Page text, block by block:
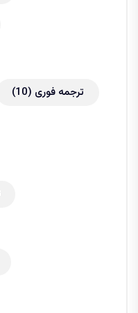
ترجمه فوری (10)